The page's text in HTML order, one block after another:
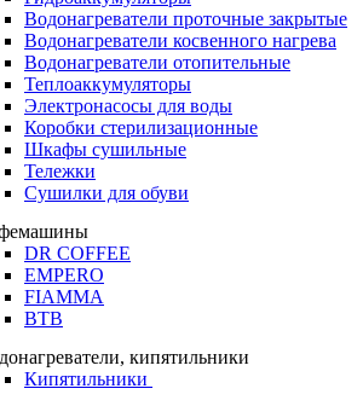
Водонагреватели проточные закрытые
Водонагреватели косвенного нагрева
Водонагреватели отопительные
Теплоаккумуляторы
Электронасосы для воды
Коробки стерилизационные
Шкафы сушильные
Тележки
Сушилки для обуви
DR COFFEE
EMPERO
FIAMMA
BTB
кипятильники
Кипятильники